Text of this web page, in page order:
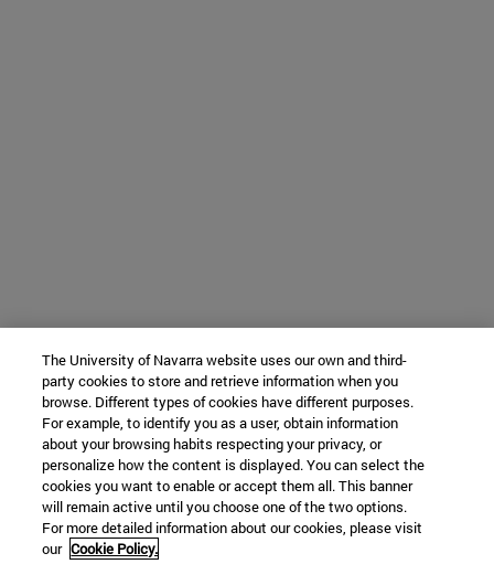
The University of Navarra website uses our own and third-
party cookies to store and retrieve information when you
browse. Different types of cookies have different purposes.
For example, to identify you as a user, obtain information
about your browsing habits respecting your privacy, or
personalize how the content is displayed. You can select the
cookies you want to enable or accept them all. This banner
will remain active until you choose one of the two options.
For more detailed information about our cookies, please visit
our Cookie Policy.